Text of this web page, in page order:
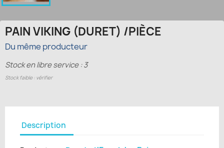
PAIN VIKING (DURET) /PIÈCE
Du même producteur
Stock en libre service : 3
Stock faible : vérifier
Description